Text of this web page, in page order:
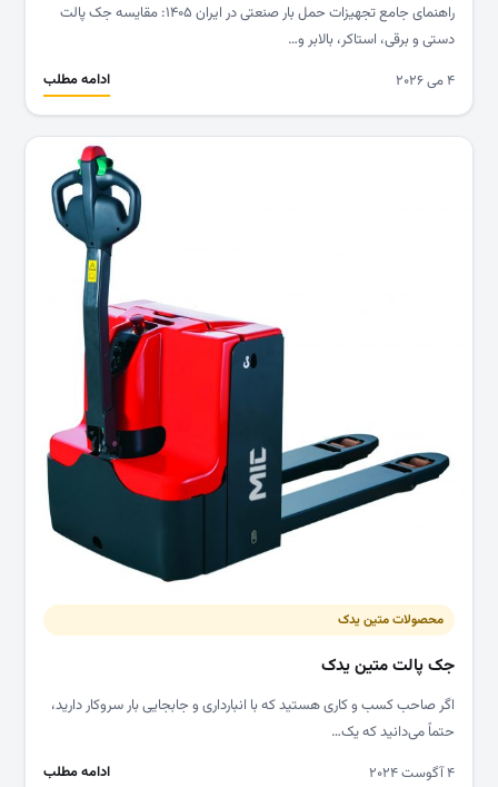
راهنمای جامع تجهیزات حمل بار صنعتی در ایران ۱۴۰۵: مقایسه جک پالت
دستی و برقی، استاکر، بالابر و…
۴ می ۲۰۲۶
ادامه مطلب
محصولات متین یدک
جک پالت متین یدک
اگر صاحب کسب و کاری هستید که با انبارداری و جابجایی بار سروکار دارید،
حتماً می‌دانید که یک…
۴ آگوست ۲۰۲۴
ادامه مطلب